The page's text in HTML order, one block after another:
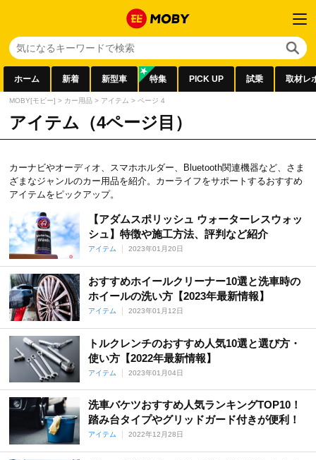
ホーム 新着 新型車 特集 PICK UP 試乗 取材レ
MOBY[モビー] > カー用品 > アイテム > ページ 4
アイテム（4ページ目）
カーナビやオーディオ、スマホホルダー、Bluetooth関連機器など、さま
ざまなジャンルのカー用品を紹介。カーライフをサポートするおすすめ
アイテムをピックアップ。
【アダムスポリッシュ ウォーターレスウォッ
シュ】特徴や施工方法、評判など紹介
アイテム 2023年01月20日
おすすめホイールクリーナー10選と洗車時の
ホイールの洗い方【2023年最新情報】
アイテム 2023年01月12日
トルクレンチのおすすめ人気10選と選び方・
使い方【2022年最新情報】
アイテム 2023年01月04日
洗車バケツおすすめ人気ランキングTOP10！
踏み台タイプやグリッドガード付きが便利！
アイテム 2022年12月28日